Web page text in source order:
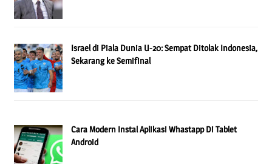
Israel di Piala Dunia U-20: Sempat Ditolak Indonesia,
Sekarang ke Semifinal
Cara Modern Instal Aplikasi Whastapp Di Tablet
Android